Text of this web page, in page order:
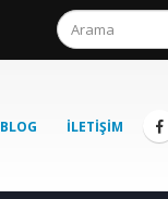
BLOG İLETIŞIM